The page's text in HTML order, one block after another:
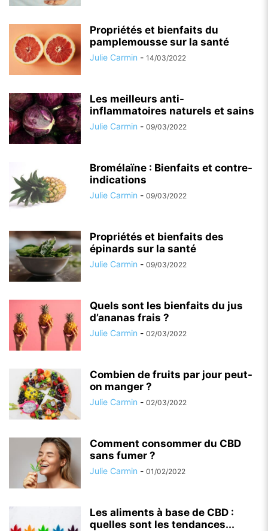
Propriétés et bienfaits du
pamplemousse sur la santé
Julie Carmin - 14/03/2022
Les meilleurs anti-
inflammatoires naturels et sains
Julie Carmin - 09/03/2022
Bromélaïne : Bienfaits et contre-
indications
Julie Carmin - 09/03/2022
Propriétés et bienfaits des
épinards sur la santé
Julie Carmin - 09/03/2022
Quels sont les bienfaits du jus
d’ananas frais ?
Julie Carmin - 02/03/2022
Combien de fruits par jour peut-
on manger ?
Julie Carmin - 02/03/2022
Comment consommer du CBD
sans fumer ?
Julie Carmin - 01/02/2022
Les aliments à base de CBD :
quelles sont les tendances...